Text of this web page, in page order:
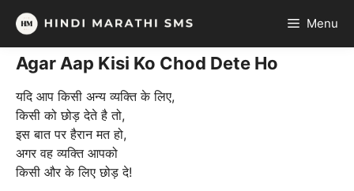
Skip
content
Menu
Agar Aap Kisi Ko Chod Dete Ho
यदि आप किसी अन्य व्यक्ति के लिए,
किसी को छोड़ देते है तो,
इस बात पर हैरान मत हो,
अगर वह व्यक्ति आपको
किसी और के लिए छोड़ दे!